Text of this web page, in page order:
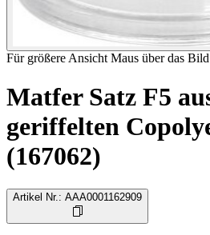
Für größere Ansicht Maus über das
Matfer Satz F5
geriffelten
(167062)
Artikel Nr. : AAA0001162909